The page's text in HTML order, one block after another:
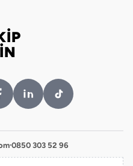
·0850 303 52 96